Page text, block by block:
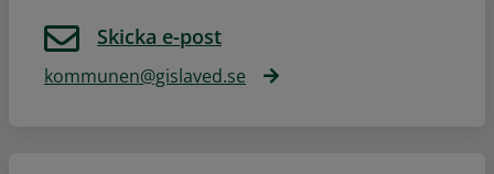
Skicka e-post
kommunen@gislaved.se